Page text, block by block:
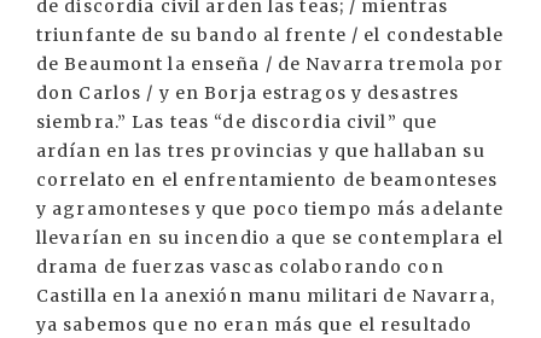
de discordia civil arden las teas; / mientras
triunfante de su bando al frente / el condestable
de Beaumont la enseña / de Navarra tremola por
don Carlos / y en Borja estragos y desastres
siembra.” Las teas “de discordia civil” que
ardían en las tres provincias y que hallaban su
correlato en el enfrentamiento de beamonteses
y agramonteses y que poco tiempo más adelante
llevarían en su incendio a que se contemplara el
drama de fuerzas vascas colaborando con
Castilla en la anexión manu militari de Navarra,
ya sabemos que no eran más que el resultado